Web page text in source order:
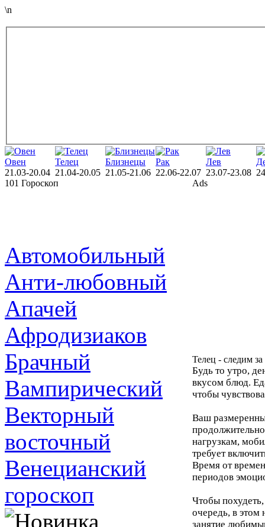
\n
Овен
21.03-20.04
Телец
21.04-20.05
Близнецы
21.05-21.06
Рак
22.06-22.07
Лев
23.07-23.08
101 Гороскоп
Автомобильный
Анти-любовный
Апачей
Афродизиаков
Брачный
Вампирический
Векторный
восточный
Венецианский
гороскоп
Ads
Телец - следим
Будь то утро,
вкусом блюд.
чтобы
Ваш
нагрузкам,
требует
Время от
периодов
Чтобы
очередь, в этом
занятие